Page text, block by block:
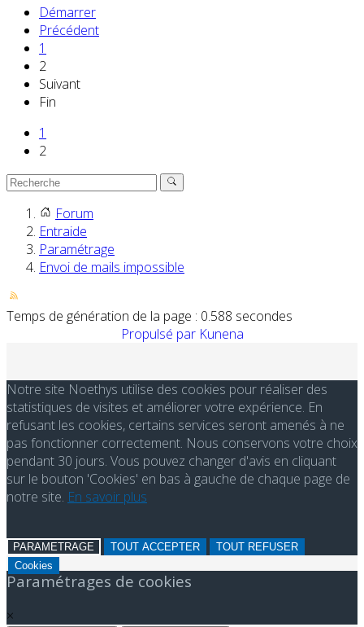
Démarrer
Précédent
1
2
Suivant
Fin
1
2
Forum
Entraide
Paramétrage
Envoi de mails impossible
Temps de génération de la page : 0.588 secondes
Propulsé par Kunena
Notre site Noethys utilise des cookies pour réaliser des
statistiques de visites et améliorer votre expérience. En
refusant les cookies, certains services seront amenés à ne
pas fonctionner correctement. Nous conservons votre choix
pendant 30 jours. Vous pouvez changer d'avis en cliquant
sur le bouton 'Cookies' en bas à gauche de chaque page de
notre site. En savoir plus
PARAMETRAGE TOUT ACCEPTER
TOUT REFUSER
Cookies
Paramétrages de cookies
×